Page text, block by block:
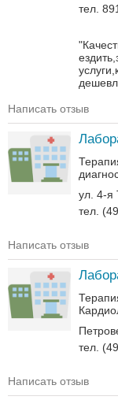
тел.
Написать отзыв
ул. 4-я
тел.
Написать отзыв
тел.
Написать отзыв